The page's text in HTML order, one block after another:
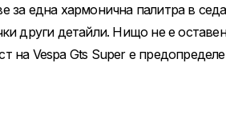
за една хармонична палитра в
други детайли. Нищо не е
на Vespa Gts Super е